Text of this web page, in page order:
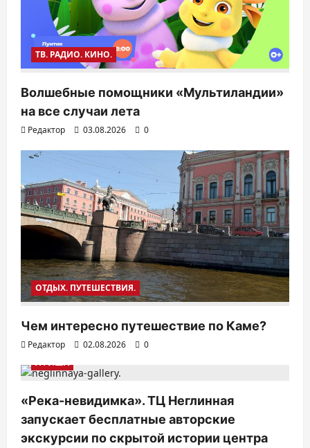
ТВ. РАДИО. КИНО.
Волшебные помощники «Мультиландии»
на все случаи лета
Редактор 03.08.2026 0
ОТДЫХ. ПУТЕШЕСТВИЯ.
Чем интересно путешествие по Каме?
Редактор 02.08.2026
0
АФИША
«Река-невидимка». ТЦ Неглинная
запускает бесплатные авторские
экскурсии по скрытой истории центра